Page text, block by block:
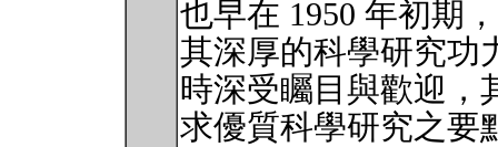
也早在 1950 年初期
其深厚的科學研究功
時深受矚目與歡迎，
求優質科學研究之要